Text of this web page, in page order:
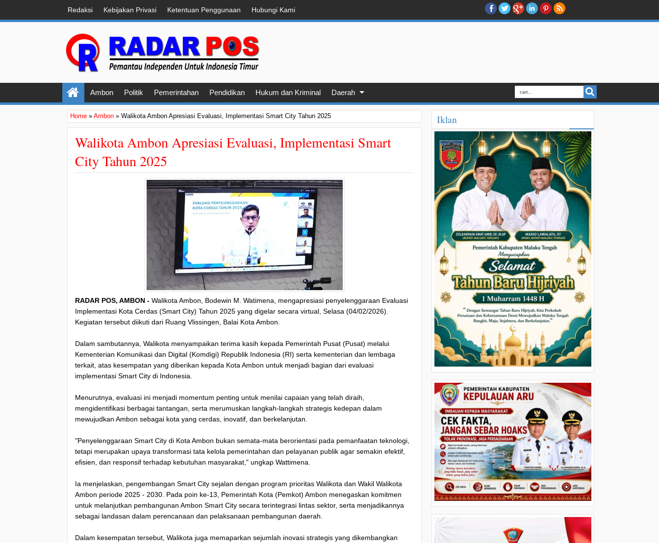
Redaksi Kebijakan Privasi Ketentuan Penggunaan Hubungi Kami
Ambon Politik Pemerintahan Pendidikan Hukum dan Kriminal Daerah
Home » Ambon » Walikota Ambon Apresiasi Evaluasi, Implementasi Smart City Tahun 2025
Walikota Ambon Apresiasi Evaluasi, Implementasi Smart
City Tahun 2025
RADAR POS, AMBON - Walikota Ambon, Bodewin M. Watimena, mengapresiasi penyelenggaraan Evaluasi
Implementasi Kota Cerdas (Smart City) Tahun 2025 yang digelar secara virtual, Selasa (04/02/2026).
Kegiatan tersebut diikuti dari Ruang Vlissingen, Balai Kota Ambon.
Dalam sambutannya, Walikota menyampaikan terima kasih kepada Pemerintah Pusat (Pusat) melalui
Kementerian Komunikasi dan Digital (Komdigi) Republik Indonesia (RI) serta kementerian dan lembaga
terkait, atas kesempatan yang diberikan kepada Kota Ambon untuk menjadi bagian dari evaluasi
implementasi Smart City di Indonesia.
Menurutnya, evaluasi ini menjadi momentum penting untuk menilai capaian yang telah diraih,
mengidentifikasi berbagai tantangan, serta merumuskan langkah-langkah strategis kedepan dalam
mewujudkan Ambon sebagai kota yang cerdas, inovatif, dan berkelanjutan.
"Penyelenggaraan Smart City di Kota Ambon bukan semata-mata berorientasi pada pemanfaatan teknologi,
tetapi merupakan upaya transformasi tata kelola pemerintahan dan pelayanan publik agar semakin efektif,
efisien, dan responsif terhadap kebutuhan masyarakat," ungkap Wattimena.
Ia menjelaskan, pengembangan Smart City sejalan dengan program prioritas Walikota dan Wakil Walikota
Ambon periode 2025 - 2030. Pada poin ke-13, Pemerintah Kota (Pemkot) Ambon menegaskan komitmen
untuk melanjutkan pembangunan Ambon Smart City secara terintegrasi lintas sektor, serta menjadikannya
sebagai landasan dalam perencanaan dan pelaksanaan pembangunan daerah.
Dalam kesempatan tersebut, Walikota juga memaparkan sejumlah inovasi strategis yang dikembangkan
Iklan